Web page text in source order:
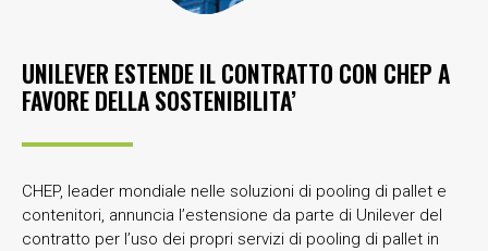
UNILEVER ESTENDE IL CONTRATTO CON CHEP A
FAVORE DELLA SOSTENIBILITA’
CHEP, leader mondiale nelle soluzioni di pooling di pallet e
contenitori, annuncia l’estensione da parte di Unilever del
contratto per l’uso dei propri servizi di pooling di pallet in